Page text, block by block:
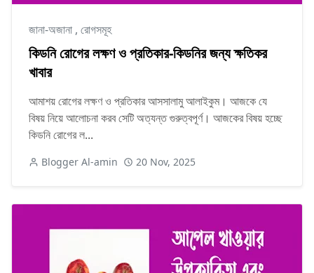
জানা-অজানা , রোগসমূহ
কিডনি রোগের লক্ষণ ও প্রতিকার-কিডনির জন্য ক্ষতিকর
খাবার
আমাশয় রোগের লক্ষণ ও প্রতিকার আসসালামু আলাইকুম। আজকে যে
বিষয় নিয়ে আলোচনা করব সেটি অত্যন্ত গুরুত্বপূর্ণ। আজকের বিষয় হচ্ছে
কিডনি রোগের ল...
Blogger Al-amin 20 Nov, 2025